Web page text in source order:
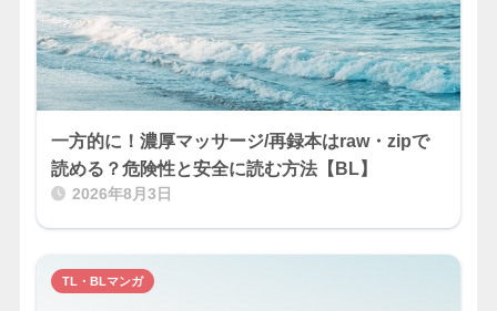
一方的に！濃厚マッサージ/再録本はraw・zipで
読める？危険性と安全に読む方法【BL】
2026年8月3日
TL・BLマンガ